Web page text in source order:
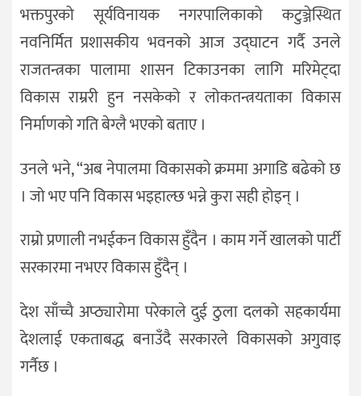
भक्तपुरको सूर्यविनायक नगरपालिकाको कटुञ्जेस्थित
नवनिर्मित प्रशासकीय भवनको आज उद्घाटन गर्दै उनले
राजतन्त्रका पालामा शासन टिकाउनका लागि मरिमेट्दा
विकास राम्ररी हुन नसकेको र लोकतन्त्रयताका विकास
निर्माणको गति बेग्लै भएको बताए ।
उनले भने, “अब नेपालमा विकासको क्रममा अगाडि बढेको छ
। जो भए पनि विकास भइहाल्छ भन्ने कुरा सही होइन् ।
राम्रो प्रणाली नभईकन विकास हुँदैन । काम गर्ने खालको पार्टी
सरकारमा नभएर विकास हुँदैन् ।
देश साँच्चै अप्ठ्यारोमा परेकाले दुई ठुला दलको सहकार्यमा
देशलाई एकताबद्ध बनाउँदै सरकारले विकासको अगुवाइ
गर्नैछ ।